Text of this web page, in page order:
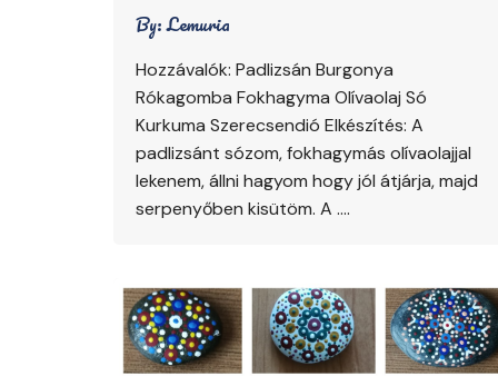
By:Lemuria
Hozzávalók: Padlizsán Burgonya
Rókagomba Fokhagyma Olívaolaj Só
Kurkuma Szerecsendió Elkészítés: A
padlizsánt sózom, fokhagymás olívaolajjal
lekenem, állni hagyom hogy jól átjárja, majd
serpenyőben kisütöm. A ….